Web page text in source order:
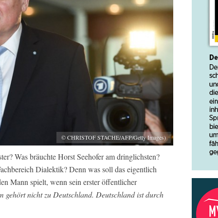
© CHRISTOF STACHE/AFP/Getty Images)
Was bräuchte Horst Seehofer am dringlichsten?
Dialektik? Denn was soll das eigentlich
Mann spielt, wenn sein erster öffentlicher
gehört nicht zu Deutschland. Deutschland ist durch